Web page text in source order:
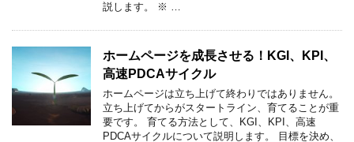
説します。 ※ …
ホームページを成長させる！KGI、KPI、
高速PDCAサイクル
ホームページは立ち上げて終わりではありません。
立ち上げてからがスタートライン、育てることが重
要です。 育てる方法として、KGI、KPI、高速
PDCAサイクルについて説明します。 目標を決め、